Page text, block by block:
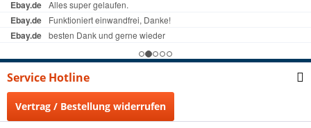
Service Hotline
Vertrag / Bestellung widerrufen